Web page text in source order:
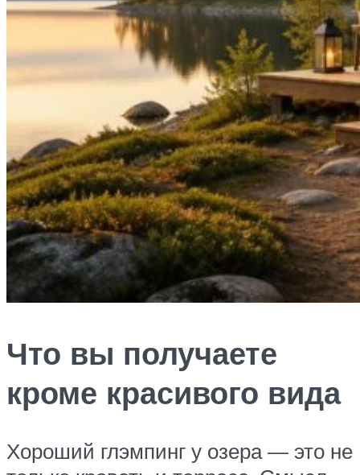
Что вы получаете
кроме красивого вида
Хороший глэмпинг у озера — это не